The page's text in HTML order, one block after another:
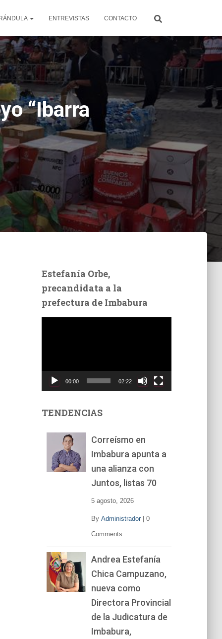
ENTREVISTAS CONTACTO
“Ibarra
Estefanía Orbe,
precandidata a la
prefectura de Imbabura
t
00:00 02:22
TENDENCIAS
Correísmo en
Imbabura apunta a
una alianza con
Juntos, listas 70
5 agosto, 2026
By Administrador| 0
Comments
Andrea Estefanía
Chica Campuzano,
nueva como
Directora Provincial
de la Judicatura de
Imbabura,